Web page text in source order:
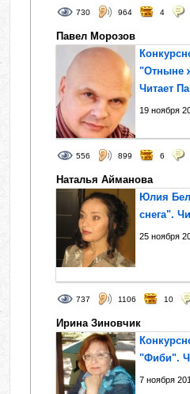
730 964 4
Павел Морозов
"Отныне
Читает
19 ноября
556 899 6
Наталья Айманова
Юлия
снега".
25 ноября
737 1106 10
Ирина Зиновчик
"Фиби".
7 ноября